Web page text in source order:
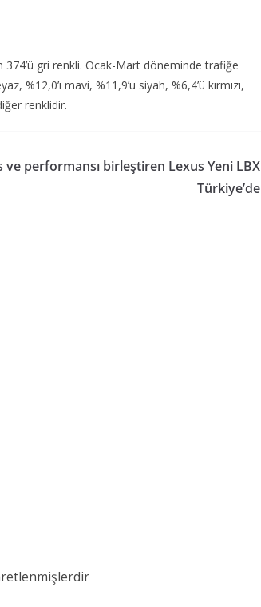
gri renkli. Ocak-Mart döneminde trafiğe
%12,0’ı mavi, %11,9’u siyah, %6,4’ü kırmızı,
renklidir.
ve performansı birleştiren Lexus Yeni LBX
Türkiye’de